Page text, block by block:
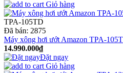
Giỏ hàng
TPA-105TD
Đã bán: 2875
Máy xông hơi ướt Amazon TPA-
14.990.000₫
Đặt ngay
Giỏ hàng